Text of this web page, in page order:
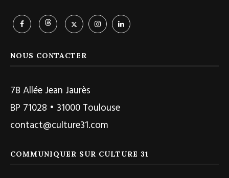
NOUS CONTACTER
78 Allée Jean Jaurès
BP 71028 • 31000 Toulouse
contact@culture31.com
COMMUNIQUER SUR CULTURE 31